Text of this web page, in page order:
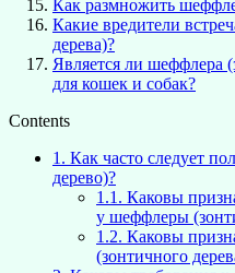
Как размножить
Какие вредители
дерева)?
Является ли шеффлера
для кошек и собак?
Contents
1. Как часто следует
дерево)?
1.1. Каковы
у шеффлеры
1.2. Каковы
(зонтичного